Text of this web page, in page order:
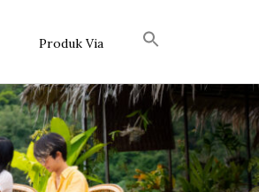
Produk Via